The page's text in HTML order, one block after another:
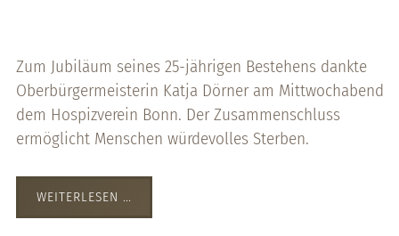
Zum Jubiläum seines 25-jährigen Bestehens dankte
Oberbürgermeisterin Katja Dörner am Mittwochabend
dem Hospizverein Bonn. Der Zusammenschluss
ermöglicht Menschen würdevolles Sterben.
WEITERLESEN …